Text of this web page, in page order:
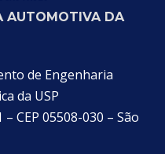
AUTOMOTIVA DA
de Engenharia
da USP
CEP 05508-030 – São